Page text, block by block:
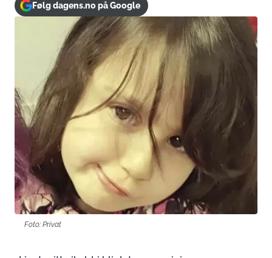
Følg dagens.no på Google
Foto: Privat